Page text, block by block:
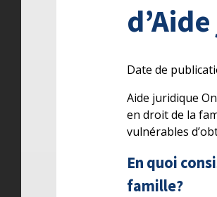
Date de
Aide juridique
en droit de la
vulnérables
En quoi
famille?